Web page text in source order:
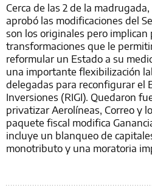
Cerca de las 2 de la
aprobó las modificaciones del
son los originales pero implican
transformaciones que le
reformular un Estado a su
una importante flexibilización
delegadas para reconfigurar el
Inversiones (RIGI). Quedaron
privatizar Aerolíneas, Correo y
paquete fiscal modifica
incluye un blanqueo de
monotributo y una moratoria